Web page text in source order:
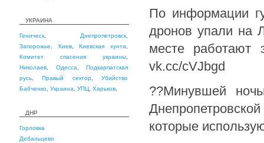
УКРАИНА
Геническ Днепропетровск
Запорожье
Киев,Киевская хунта
Комитет спасения украины
Николаев
Одесса
Подкарпатская
русь ,Правый сектор,Убийство
Бабченко Украина УПЦ Харьков
ДНР
Горловка
Дебальцево
По информации
дронов упали на
месте работают
vk.cc/cVJbgd
??Минувшей
которые